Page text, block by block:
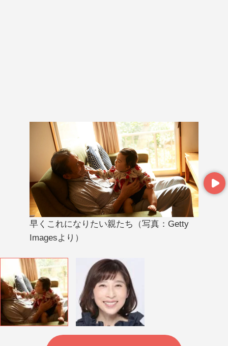
早くこれになりたい親たち（写真：Getty
Imagesより）
Next